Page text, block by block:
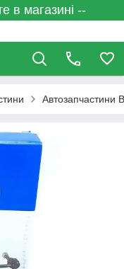
в магазині --
Автозапчастини